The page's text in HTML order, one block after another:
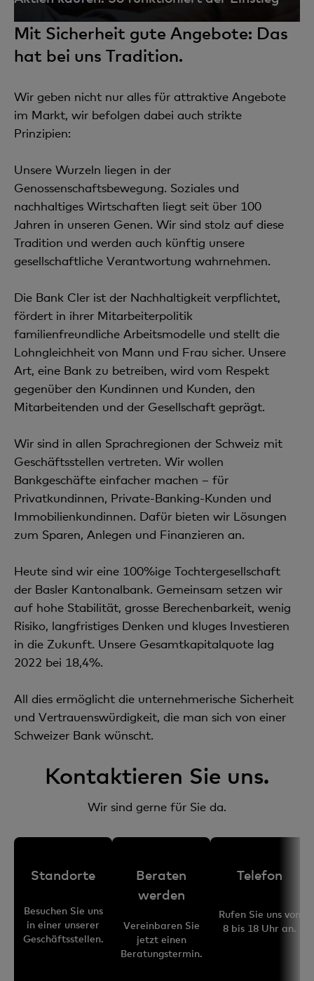
Mit Sicherheit gute Angebote: Das
hat bei uns Tradition.
Wir geben nicht nur alles für attraktive Angebote
im Markt, wir befolgen dabei auch strikte
Prinzipien:
Unsere Wurzeln liegen in der
Genossenschaftsbewegung. Soziales und
nachhaltiges Wirtschaften liegt seit über 100
Jahren in unseren Genen. Wir sind stolz auf diese
Tradition und werden auch künftig unsere
gesellschaftliche Verantwortung wahrnehmen.
Die Bank Cler ist der Nachhaltigkeit verpflichtet,
fördert in ihrer Mitarbeiterpolitik
familienfreundliche Arbeitsmodelle und stellt die
Lohngleichheit von Mann und Frau sicher. Unsere
Art, eine Bank zu betreiben, wird vom Respekt
gegenüber den Kundinnen und Kunden, den
Mitarbeitenden und der Gesellschaft geprägt.
Wir sind in allen Sprachregionen der Schweiz mit
Geschäftsstellen vertreten. Wir wollen
Bankgeschäfte einfacher machen – für
Privatkundinnen, Private-Banking-Kunden und
Immobilienkundinnen. Dafür bieten wir Lösungen
zum Sparen, Anlegen und Finanzieren an.
Heute sind wir eine 100%ige Tochtergesellschaft
der Basler Kantonalbank. Gemeinsam setzen wir
auf hohe Stabilität, grosse Berechenbarkeit, wenig
Risiko, langfristiges Denken und kluges Investieren
in die Zukunft. Unsere Gesamtkapitalquote lag
2022 bei 18,4%.
All dies ermöglicht die unternehmerische Sicherheit
und Vertrauenswürdigkeit, die man sich von einer
Schweizer Bank wünscht.
Kontaktieren Sie uns.
Wir sind gerne für Sie da.
Standorte
Besuchen Sie uns
in einer unserer
Geschäftsstellen.
Beraten
werden
Vereinbaren Sie
jetzt einen
Beratungstermin.
Telefon
Rufen Sie uns von
8 bis 18 Uhr an.